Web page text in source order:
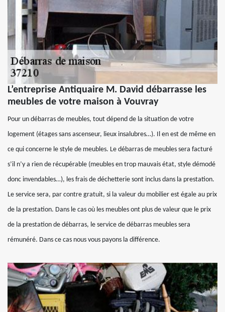
L’entreprise Antiquaire M. David débarrasse les
meubles de votre maison à Vouvray
Pour un débarras de meubles, tout dépend de la situation de votre
logement (étages sans ascenseur, lieux insalubres…). Il en est de même en
ce qui concerne le style de meubles. Le débarras de meubles sera facturé
s’il n’y a rien de récupérable (meubles en trop mauvais état, style démodé
donc invendables…), les frais de déchetterie sont inclus dans la prestation.
Le service sera, par contre gratuit, si la valeur du mobilier est égale au prix
de la prestation. Dans le cas où les meubles ont plus de valeur que le prix
de la prestation de débarras, le service de débarras meubles sera
rémunéré. Dans ce cas nous vous payons la différence.